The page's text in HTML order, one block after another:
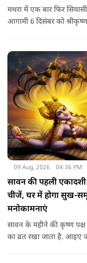
मथरा में एक बार फिर
आगामी 6 दिसंबर को
09 Aug, 2026 04:36 PM
सावन की पहली
चीजें, घर में होगा सुख-
मनोकामनाएं
सावन के महीने की कृष्ण पक्ष
का व्रत रखा जाता है. आइए